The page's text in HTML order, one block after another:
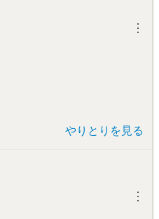
︙
やりとりを見る
︙